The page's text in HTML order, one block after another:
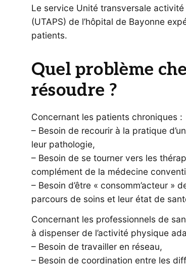
Le service Unité transversale
(UTAPS) de l’hôpital de Bayonne
patients.
Quel problème
résoudre ?
Concernant les patients chroniques :
– Besoin de recourir à la pratique
leur pathologie,
– Besoin de se tourner vers les
complément de la médecine
– Besoin d’être « consomm’acteur »
parcours de soins et leur état de
Concernant les professionnels de
à dispenser de l’activité physique
– Besoin de travailler en réseau,
– Besoin de coordination entre les